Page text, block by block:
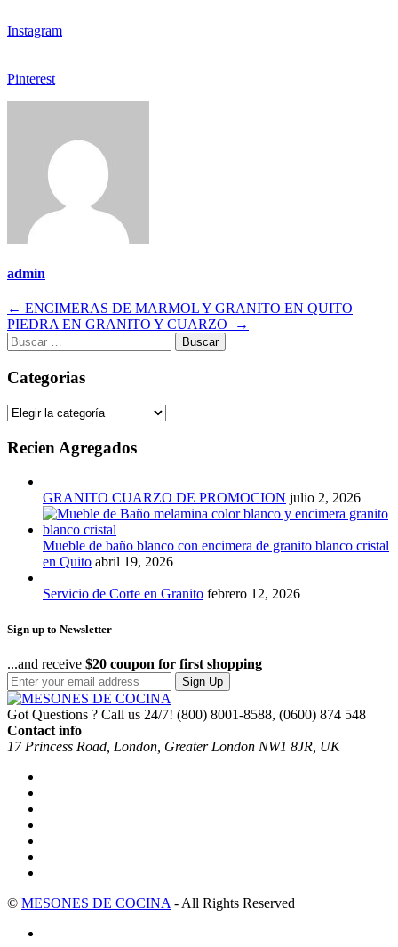
Instagram
Pinterest
admin
Navegación
de
← ENCIMERAS DE MARMOL Y GRANITO EN QUITO
PIEDRA EN GRANITO Y CUARZO
→
Buscar:
Categorias
Categorias
Recien Agregados
GRANITO CUARZO DE PROMOCION julio 2, 2026
Mueble de baño blanco con encimera de granito blanco cristal
en Quito abril 19, 2026
Servicio de Corte en Granito febrero 12, 2026
Sign up to Newsletter
...and receive $20 coupon for first shopping
Sign Up
Got Questions ? Call us 24/7! (800) 8001-8588, (0600) 874 548
Contact info
17 Princess Road, London, Greater London NW1 8JR, UK
© MESONES DE COCINA - All Rights Reserved